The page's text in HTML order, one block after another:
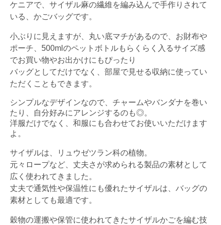
ケニアで、サイザル麻の繊維を編み込んで手作りされて
いる、かごバッグです。
小ぶりに見えますが、丸い底マチがあるので、お財布や
ポーチ、500mlのペットボトルもらくらく入るサイズ感
でお買い物やお出かけにもぴったり
バッグとしてだけでなく、部屋で見せる収納に使ってい
ただくこともできます。
シンプルなデザインなので、チャームやバンダナを巻い
たり、自分好みにアレンジするのも◎。
洋服だけでなく、和服にも合わせてお使いいただけます
よ。
サイザルは、リュウゼツラン科の植物。
元々ロープなど、丈夫さが求められる製品の素材として
広く使われてきました。
丈夫で通気性や保温性にも優れたサイザルは、バッグの
素材としても最適です。
穀物の運搬や保管に使われてきたサイザルかごを編む技